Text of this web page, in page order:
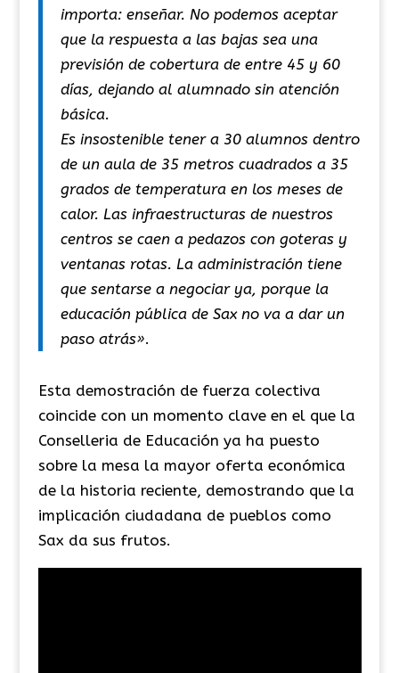
importa: enseñar. No podemos aceptar
que la respuesta a las bajas sea una
previsión de cobertura de entre 45 y 60
días, dejando al alumnado sin atención
básica.
Es insostenible tener a 30 alumnos dentro
de un aula de 35 metros cuadrados a 35
grados de temperatura en los meses de
calor. Las infraestructuras de nuestros
centros se caen a pedazos con goteras y
ventanas rotas. La administración tiene
que sentarse a negociar ya, porque la
educación pública de Sax no va a dar un
paso atrás».
Esta demostración de fuerza colectiva
coincide con un momento clave en el que la
Conselleria de Educación ya ha puesto
sobre la mesa la mayor oferta económica
de la historia reciente, demostrando que la
implicación ciudadana de pueblos como
Sax da sus frutos.